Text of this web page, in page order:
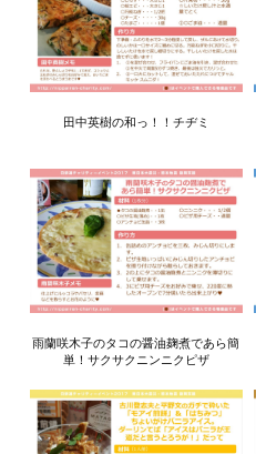
田中英樹の和っ！！チヂミ
雨蘭咲木子のタコの醤油麹煮であら簡
単！サクサクニンニクピザ